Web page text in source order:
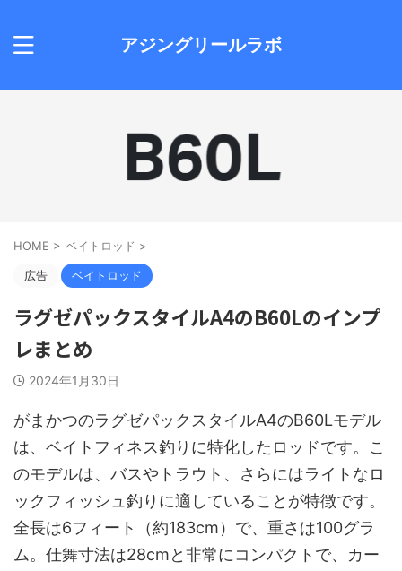
アジングリールラボ
HOME > ベイトロッド >
広告 ベイトロッド
ラグゼパックスタイルA4のB60Lのインプ
レまとめ
2024年1月30日
がまかつのラグゼパックスタイルA4のB60Lモデル
は、ベイトフィネス釣りに特化したロッドです。こ
のモデルは、バスやトラウト、さらにはライトなロ
ックフィッシュ釣りに適していることが特徴です。
全長は6フィート（約183cm）で、重さは100グラ
ム。仕舞寸法は28cmと非常にコンパクトで、カー